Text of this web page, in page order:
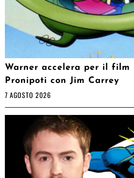
Warner accelera per il film
Pronipoti con Jim Carrey
7 AGOSTO 2026